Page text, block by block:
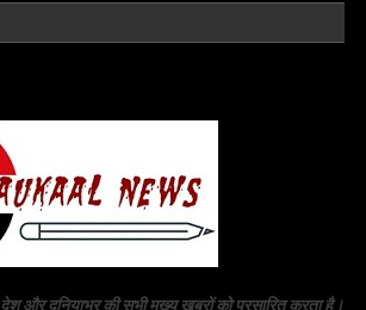
और दुनियाभर की सभी मुख्य खबरों को प्रसारित करता है।